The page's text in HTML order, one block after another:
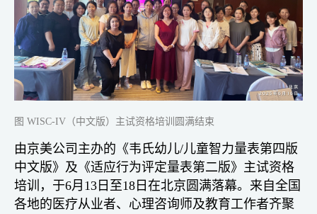
图 WISC-IV（中文版）主试资格培训圆满结束
由京美公司主办的《韦氏幼儿/儿童智力量表第四版
中文版》及《适应行为评定量表第二版》主试资格
培训，于6月13日至18日在北京圆满落幕。来自全国
各地的医疗从业者、心理咨询师及教育工作者齐聚